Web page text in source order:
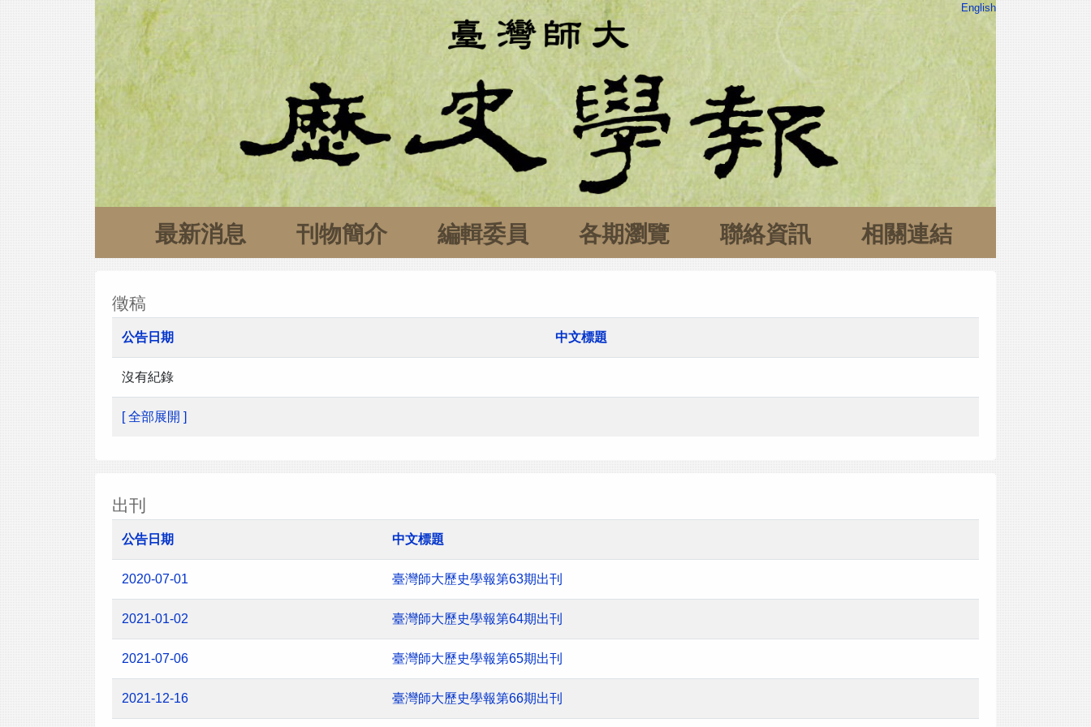
English
最新消息 刊物簡介 編輯委員 各期瀏覽 聯絡資訊 相關連結
徵稿
公告日期 中文標題
沒有紀錄
[ 全部展開 ]
出刊
公告日期 中文標題
2020-07-01 臺灣師大歷史學報第63期出刊
2021-01-02 臺灣師大歷史學報第64期出刊
2021-07-06 臺灣師大歷史學報第65期出刊
2021-12-16 臺灣師大歷史學報第66期出刊